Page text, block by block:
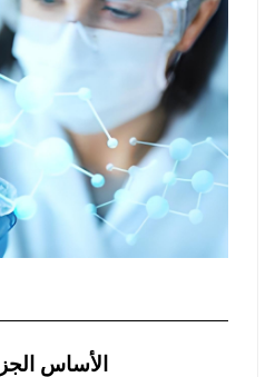
الأساس